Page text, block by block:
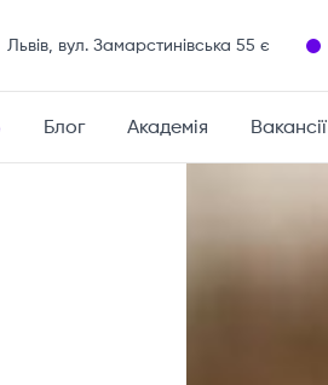
Львів, вул. Замарстинівська 55 є
Блог Академія Вакансії